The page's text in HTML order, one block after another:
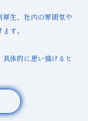
厚生、社内の雰囲気や
す。
具体的に思い描けるヒ